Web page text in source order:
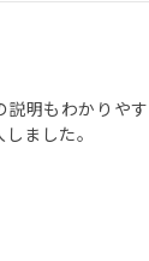
明もわかりや
ました。